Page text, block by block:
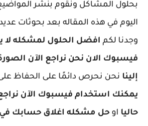
بحلول المشاكل ونقوم بنشر المواضيع
اليوم في هذه المقاله بعد بحوثات
وجدنا لكم افضل الحلول لمشكله لا
فيسبوك الان نحن نراجع الآن
إلينا نحن نحرص دائمًا على الحفاظ
يمكنك استخدام فيسبوك الآن
حاليا او حل مشكله اغلاق حسابك